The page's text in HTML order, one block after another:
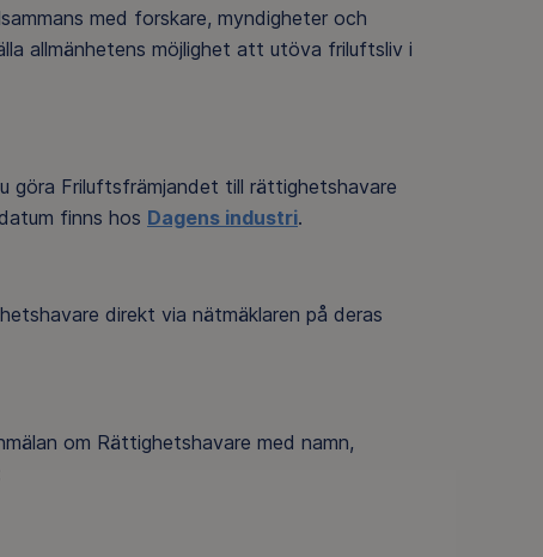
med forskare, myndigheter och
allmänhetens möjlighet att utöva friluftsliv i
göra Friluftsfrämjandet till rättighetshavare
finns hos Dagens industri.
direkt via nätmäklaren på deras
om Rättighetshavare med namn,